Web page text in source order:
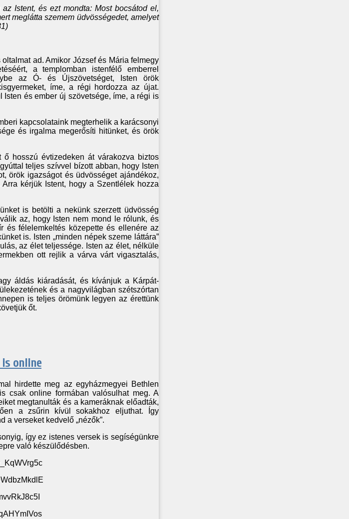
Istent, és ezt mondta: Most bocsátod el,
meglátta szemem üdvösségedet, amelyet
ad. Amikor József és Mária felmegy
a templomban istenfélő emberrel
az Ó- és Újszövetséget, Isten örök
íme, a régi hordozza az újat.
és ember új szövetsége, íme, a régi is
kapcsolataink megterhelik a karácsonyi
és irgalma megerősíti hitünket, és örök
hosszú évtizedeken át várakozva biztos
teljes szívvel bízott abban, hogy Isten
örök igazságot és üdvösséget ajándékoz,
kérjük Istent, hogy a Szentlélek hozza
is betölti a nekünk szerzett üdvösség
az, hogy Isten nem mond le rólunk, és
és félelemkeltés közepette és ellenére az
is. Isten „minden népek szeme láttára”
az élet teljessége. Isten az élet, nélküle
ott rejlik a várva várt vigasztalás,
áldás kiáradását, és kívánjuk a Kárpát-
és a nagyvilágban szétszórtan
is teljes örömünk legyen az érettünk
őt.
is online
hirdette meg az egyházmegyei Bethlen
csak online formában valósulhat meg. A
megtanulták és a kameráknak előadták,
a zsűrin kívül sokakhoz eljuthat. Így
a verseket kedvelő „nézők”.
így ez istenes versek is segíségünkre
való készülődésben.